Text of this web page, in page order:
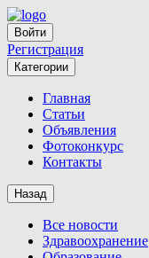
Войти
Регистрация
Категории
Главная
Статьи
Объявления
Фотоконкурс
Контакты
Назад
Все новости
Здравоохранение